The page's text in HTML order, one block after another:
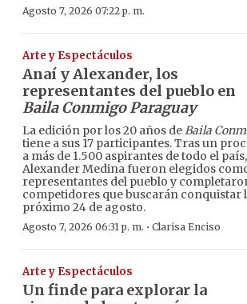
Agosto 7, 2026 07:22 p. m.
Arte y Espectáculos
Anaí y Alexander, los
representantes del pueblo en
Baila Conmigo Paraguay
La edición por los 20 años deBaila
tiene a sus 17 participantes. Tras un
a más de 1.500 aspirantes de todo el
Alexander Medina fueron elegidos
representantes del pueblo y
competidores que buscarán conquistar
próximo 24 de agosto.
Agosto 7, 2026 06:31 p. m. · Clarisa Enciso
Arte y Espectáculos
Un finde para explorar la